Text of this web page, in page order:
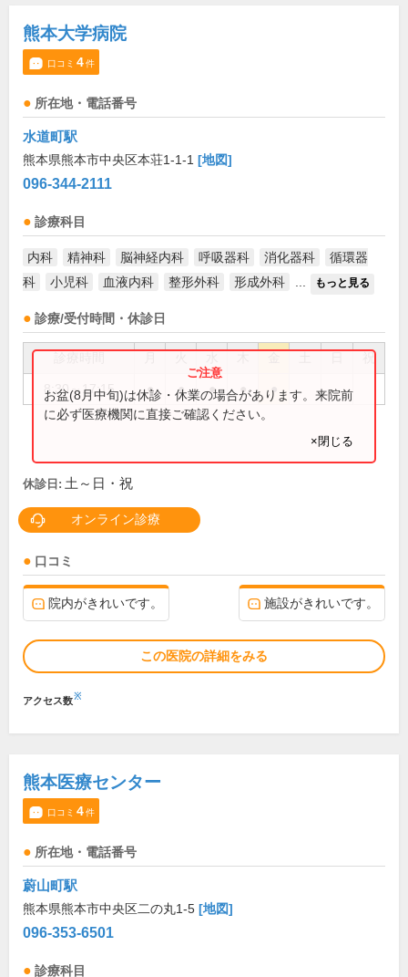
熊本大学病院
口コミ 4件
所在地・電話番号
水道町駅
熊本県熊本市中央区本荘1-1-1 [地図]
096-344-2111
診療科目
内科 精神科 脳神経内科 呼吸器科 消化器科
循環器
科
小児科 血液内科 整形外科 形成外科 もっと見る
診療/受付時間・休診日
祝
8:30～17:15 ● ● ● ● ●
お盆(8月中旬)は休診・休業の場合があります。来院前
に必ず医療機関に直接ご確認ください。
×閉じる
休診日: 土～日・祝
オンライン診療
口コミ
院内がきれいです。 施設がきれいです。
この医院の詳細をみる
アクセス数※
熊本医療センター
口コミ 4件
所在地・電話番号
蔚山町駅
熊本県熊本市中央区二の丸1-5 [地図]
096-353-6501
診療科目